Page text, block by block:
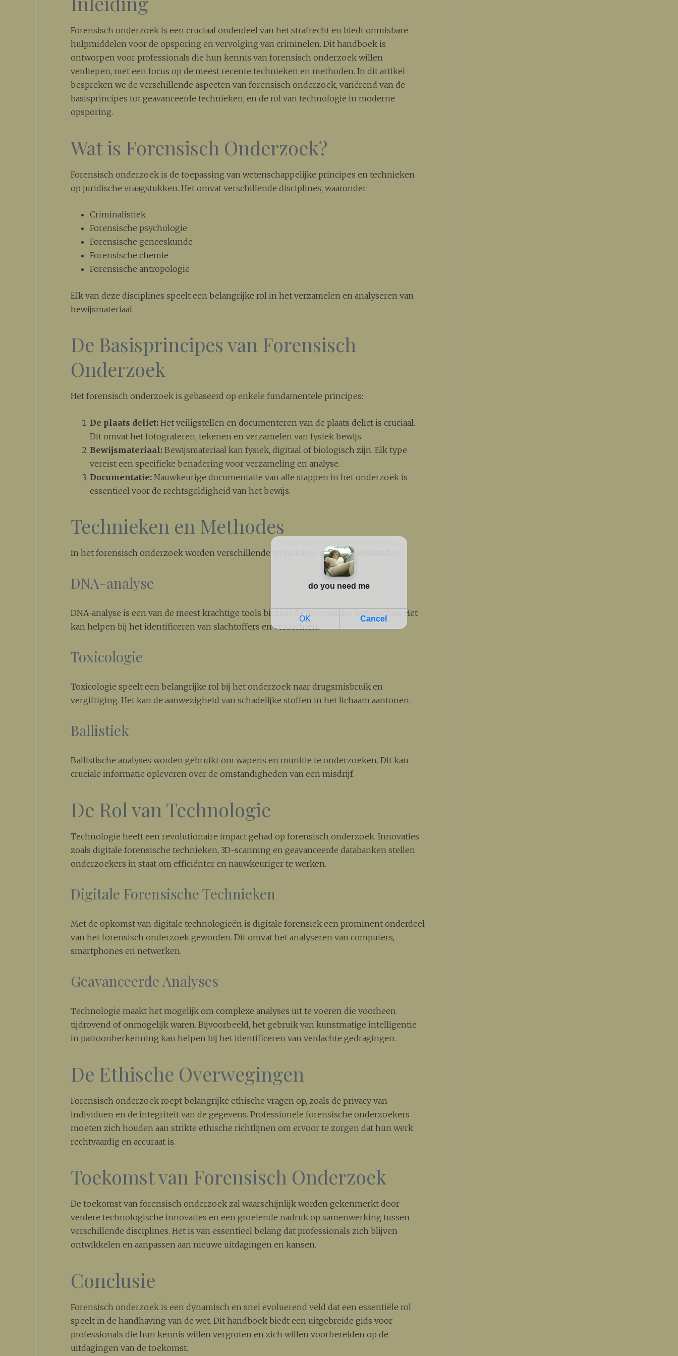
Forensisch onderzoek is een cruciaal onderdeel van het strafrecht en biedt onmisbare
hulpmiddelen voor de opsporing en vervolging van criminelen. Dit handboek is
ontworpen voor professionals die hun kennis van forensisch onderzoek willen
verdiepen, met een focus op de meest recente technieken en methoden. In dit artikel
bespreken we de verschillende aspecten van forensisch onderzoek, variërend van de
basisprincipes tot geavanceerde technieken, en de rol van technologie in moderne
opsporing.
Wat is Forensisch Onderzoek?
Forensisch onderzoek is de toepassing van wetenschappelijke principes en technieken
op juridische vraagstukken. Het omvat verschillende disciplines, waaronder:
Criminalistiek
Forensische psychologie
Forensische geneeskunde
Forensische chemie
Forensische antropologie
Elk van deze disciplines speelt een belangrijke rol in het verzamelen en analyseren van
bewijsmateriaal.
De Basisprincipes van Forensisch
Onderzoek
Het forensisch onderzoek is gebaseerd op enkele fundamentele principes:
De plaats delict: Het veiligstellen en documenteren van de plaats delict is cruciaal.
Dit omvat het fotograferen, tekenen en verzamelen van fysiek bewijs.
Bewijsmateriaal: Bewijsmateriaal kan fysiek, digitaal of biologisch zijn. Elk type
vereist een specifieke benadering voor verzameling en analyse.
Documentatie: Nauwkeurige documentatie van alle stappen in het onderzoek is
essentieel voor de rechtsgeldigheid van het bewijs.
Technieken en Methodes
In het forensisch onderzoek worden verschillende technieken gebruikt, waaronder:
DNA-analyse
DNA-analyse is een van de meest krachtige tools binnen de forensische wetenschap. Het
kan helpen bij het identificeren van slachtoffers en verdachten.
Toxicologie
Toxicologie speelt een belangrijke rol bij het onderzoek naar drugsmisbruik en
vergiftiging. Het kan de aanwezigheid van schadelijke stoffen in het lichaam aantonen.
Ballistiek
Ballistische analyses worden gebruikt om wapens en munitie te onderzoeken. Dit kan
cruciale informatie opleveren over de omstandigheden van een misdrijf.
De Rol van Technologie
Technologie heeft een revolutionaire impact gehad op forensisch onderzoek. Innovaties
zoals digitale forensische technieken, 3D-scanning en geavanceerde databanken stellen
onderzoekers in staat om efficiënter en nauwkeuriger te werken.
Digitale Forensische Technieken
Met de opkomst van digitale technologieën is digitale forensiek een prominent onderdeel
van het forensisch onderzoek geworden. Dit omvat het analyseren van computers,
smartphones en netwerken.
Geavanceerde Analyses
Technologie maakt het mogelijk om complexe analyses uit te voeren die voorheen
tijdrovend of onmogelijk waren. Bijvoorbeeld, het gebruik van kunstmatige intelligentie
in patroonherkenning kan helpen bij het identificeren van verdachte gedragingen.
De Ethische Overwegingen
Forensisch onderzoek roept belangrijke ethische vragen op, zoals de privacy van
individuen en de integriteit van de gegevens. Professionele forensische onderzoekers
moeten zich houden aan strikte ethische richtlijnen om ervoor te zorgen dat hun werk
rechtvaardig en accuraat is.
Toekomst van Forensisch Onderzoek
De toekomst van forensisch onderzoek zal waarschijnlijk worden gekenmerkt door
verdere technologische innovaties en een groeiende nadruk op samenwerking tussen
verschillende disciplines. Het is van essentieel belang dat professionals zich blijven
ontwikkelen en aanpassen aan nieuwe uitdagingen en kansen.
Conclusie
Forensisch onderzoek is een dynamisch en snel evoluerend veld dat een essentiële rol
speelt in de handhaving van de wet. Dit handboek biedt een uitgebreide gids voor
professionals die hun kennis willen vergroten en zich willen voorbereiden op de
uitdagingen van de toekomst.